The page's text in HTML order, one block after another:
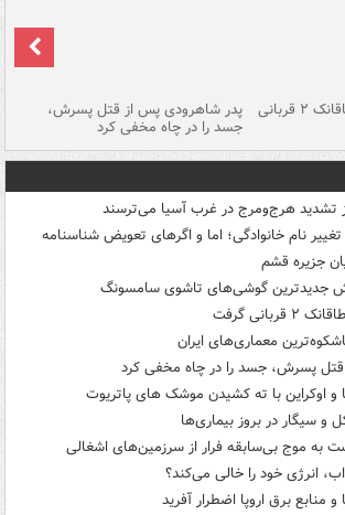
حادثه غرق‌شدگی در طاقانک ۲ قربانی پدر شاهرودی پس از قتل پسرش،
جسد را در چاه مخفی کرد
تشدید هرج‌ومرج در غرب آسیا می‌ترسند
نام خانوادگی؛ اما و اگرهای تعویض شناسنامه
جزیره قشم
جدیدترین گوشی‌های تاشوی سامسونگ
گرفت
معماری‌های ایران
پسرش، جسد را در چاه مخفی کرد
و اوکراین با ته کشیدن موشک های پاتریوت
و سیگار در بروز بیماری‌ها
به موج بی‌سابقه فرار از سرزمین‌های اشغالی
انرژی خود را خالی می‌کند؟
و منابع برق اروپا اضطرار آفرید